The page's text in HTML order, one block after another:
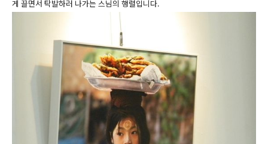
게 끌면서 탁발하러 나가는 스님의 행렬입니다.